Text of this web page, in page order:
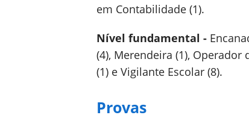
em Contabilidade (1).
Nível fundamental -
(4), Merendeira (1), Operador
(1) e Vigilante Escolar (8).
Provas